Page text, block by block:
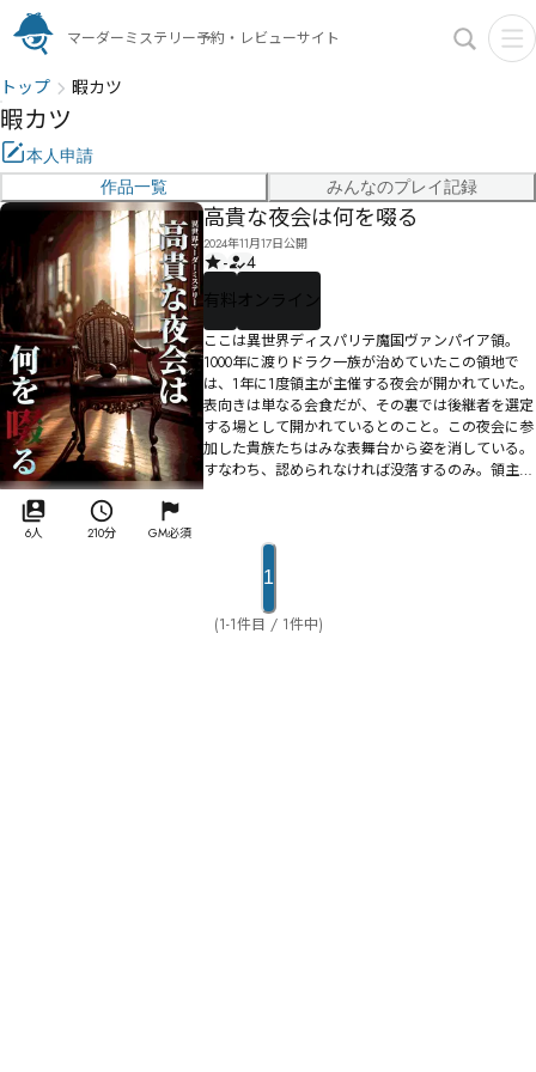
マーダーミステリー予約・レビューサイト
トップ 暇カツ
暇カツ
本人申請
作品一覧
みんなのプレイ記録
6人 210分 GM必須
高貴な夜会は何を啜る
2024年11月17日公開
-
4
有料 オンライン
ここは異世界ディスパリテ魔国ヴァンパイア領。
1000年に渡りドラク一族が治めていたこの領地で
は、1年に1度領主が主催する夜会が開かれていた。
表向きは単なる会食だが、その裏では後継者を選定
する場として開かれているとのこと。この夜会に参
加した貴族たちはみな表舞台から姿を消している。
すなわち、認められなければ没落するのみ。領主に
1
(1-1件目 / 1件中)